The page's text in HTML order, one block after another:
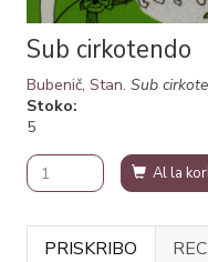
Sub cirkotendo
Bubenič, Stan. Sub
Stoko
5
Al la
PRISKRIBO